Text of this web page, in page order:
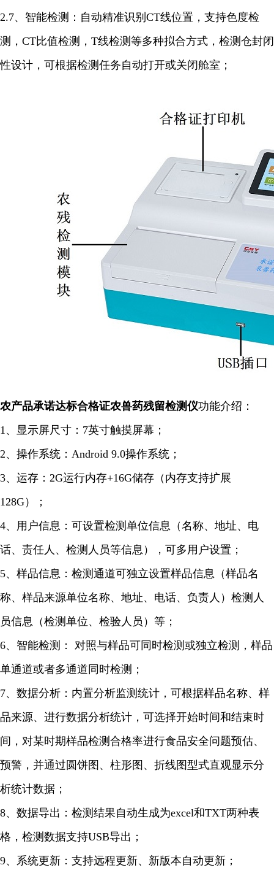
2.7、智能检测：自动精准识别CT线位置，支持色度检
测，CT比值检测，T线检测等多种拟合方式，检测仓封闭
性设计，可根据检测任务自动打开或关闭舱室；
农产品承诺达标合格证农兽药残留检测仪功能介绍：
1、显示屏尺寸：7英寸触摸屏幕；
2、操作系统：Android 9.0操作系统；
3、运存：2G运行内存+16G储存（内存支持扩展
128G）；
4、用户信息：可设置检测单位信息（名称、地址、电
话、责任人、检测人员等信息），可多用户设置；
5、样品信息：检测通道可独立设置样品信息（样品名
称、样品来源单位名称、地址、电话、负责人）检测人
员信息（检测单位、检验人员）等；
6、智能检测： 对照与样品可同时检测或独立检测，样品
单通道或者多通道同时检测；
7、数据分析：内置分析监测统计，可根据样品名称、样
品来源、进行数据分析统计，可选择开始时间和结束时
间，对某时期样品检测合格率进行食品安全问题预估、
预警，并通过圆饼图、柱形图、折线图型式直观显示分
析统计数据；
8、数据导出：检测结果自动生成为excel和TXT两种表
格，检测数据支持USB导出；
9、系统更新：支持远程更新、新版本自动更新；